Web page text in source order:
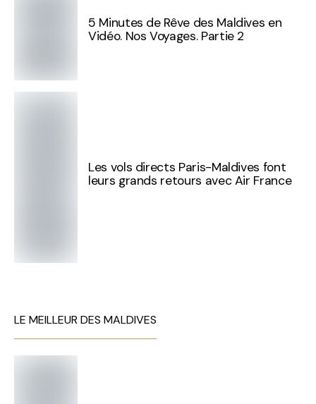
5 Minutes de Rêve des Maldives en
Vidéo. Nos Voyages. Partie 2
Les vols directs Paris-Maldives font
leurs grands retours avec Air France
LE MEILLEUR DES MALDIVES